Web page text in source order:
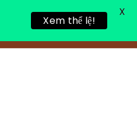
LIÊN HỆXem thể lệ!
X